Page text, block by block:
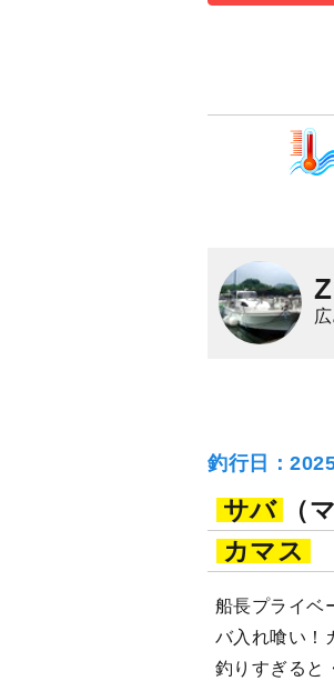
マ
釣行日：
サバ
（
カマス
船長プライベ
バ入れ喰い！
釣りすぎると